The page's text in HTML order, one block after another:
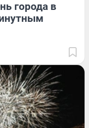
города в